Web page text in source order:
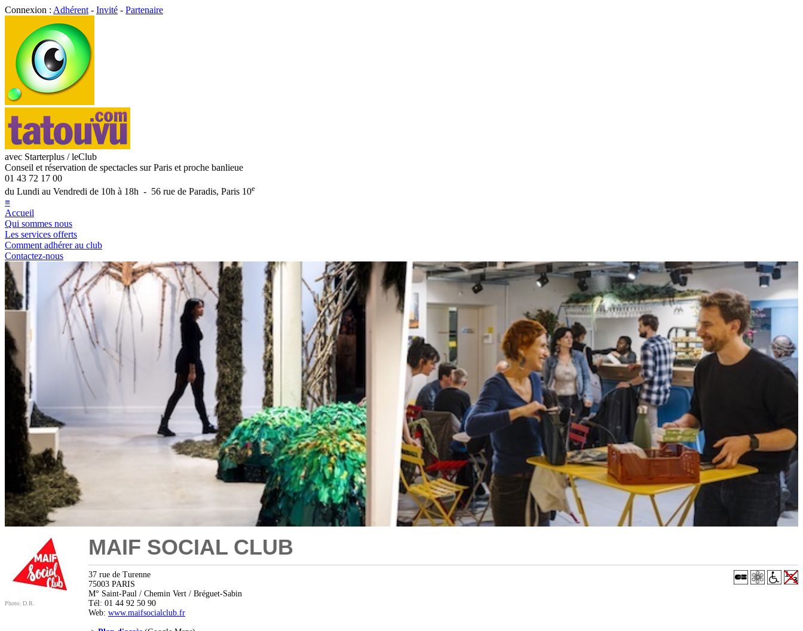
Connexion : Adhérent - Invité - Partenaire
avec Starterplus / leClub
Conseil et réservation de spectacles sur Paris et proche banlieue
01 43 72 17 00
du Lundi au Vendredi de 10h à 18h - 56 rue de Paradis, Paris 10e
≡
Accueil
Qui sommes nous
Les services offerts
Comment adhérer au club
Contactez-nous
Photo: D.R.
MAIF SOCIAL CLUB
37 rue de Turenne
75003 PARIS
M° Saint-Paul / Chemin Vert / Bréguet-Sabin
Tél: 01 44 92 50 90
Web: www.maifsocialclub.fr